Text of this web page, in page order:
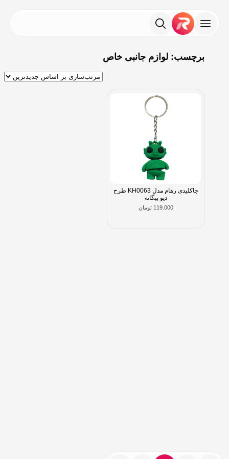
برچسب: لوازم جانبی خاص
جاکلیدی رهام مدل KH0063 طرح
دیو بیگانه
119.000 تومان